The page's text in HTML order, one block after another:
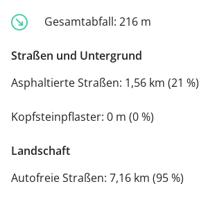
Gesamtabfall: 216 m
Straßen und Untergrund
Asphaltierte Straßen: 1,56 km (21 %)
Kopfsteinpflaster: 0 m (0 %)
Landschaft
Autofreie Straßen: 7,16 km (95 %)